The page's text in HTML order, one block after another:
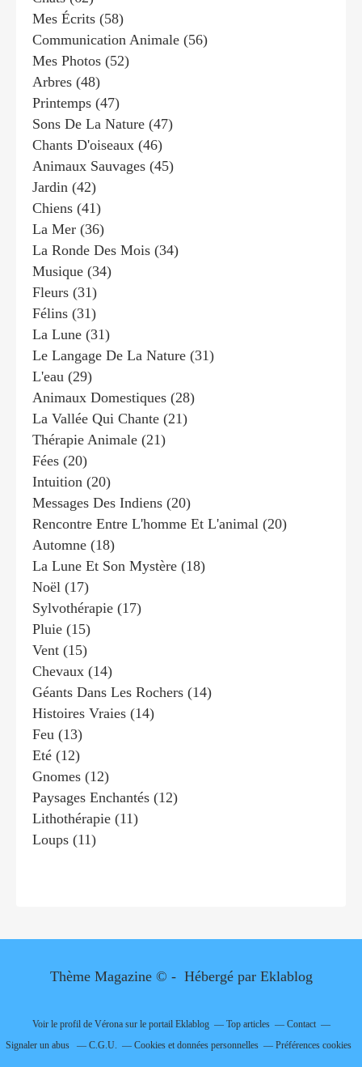
Mes Écrits (58)
Communication Animale (56)
Mes Photos (52)
Arbres (48)
Printemps (47)
Sons De La Nature (47)
Chants D'oiseaux (46)
Animaux Sauvages (45)
Jardin (42)
Chiens (41)
La Mer (36)
La Ronde Des Mois (34)
Musique (34)
Fleurs (31)
Félins (31)
La Lune (31)
Le Langage De La Nature (31)
L'eau (29)
Animaux Domestiques (28)
La Vallée Qui Chante (21)
Thérapie Animale (21)
Fées (20)
Intuition (20)
Messages Des Indiens (20)
Rencontre Entre L'homme Et L'animal (20)
Automne (18)
La Lune Et Son Mystère (18)
Noël (17)
Sylvothérapie (17)
Pluie (15)
Vent (15)
Chevaux (14)
Géants Dans Les Rochers (14)
Histoires Vraies (14)
Feu (13)
Eté (12)
Gnomes (12)
Paysages Enchantés (12)
Lithothérapie (11)
Loups (11)
Thème Magazine © - Hébergé par Eklablog
Voir le profil de Véronasur le portail Eklablog Top articles
Contact
Signaler un abus
C.G.U. Cookies et données personnelles Préférences cookies